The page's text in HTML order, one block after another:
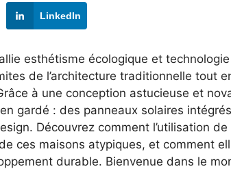
LinkedIn
esthétisme écologique et technologie
de l’architecture traditionnelle tout
à une​ conception astucieuse et
gardé‍ : des‍ panneaux ⁤solaires
Découvrez comment l’utilisation de
ces maisons atypiques, et comment
durable. Bienvenue dans le‍